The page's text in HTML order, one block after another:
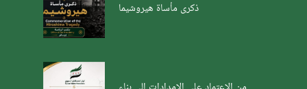
ذكرى مأساة هيروشيما
من الاعتماد على الإمدادات إلى بناء